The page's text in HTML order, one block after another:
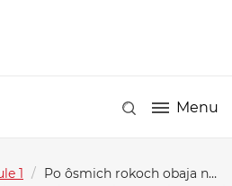
Menu
1 / Po ôsmich rokoch obaja na bedni, po jedenástich rokoch lepšie ako štvrtý